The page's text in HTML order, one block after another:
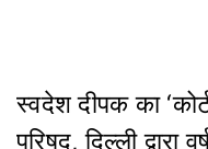
स्वदेश दीपक का
परिषद, दिल्ली